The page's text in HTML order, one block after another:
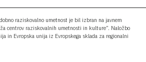
raziskovalno umetnost je bil izbran na javnem
centrov raziskovalnih umetnosti in kulture”. Naložbo
in Evropska unija iz Evropskega sklada za regionalni